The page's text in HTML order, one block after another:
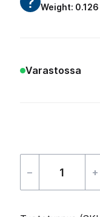
Weight:
Varastossa
–
Waterfall
+